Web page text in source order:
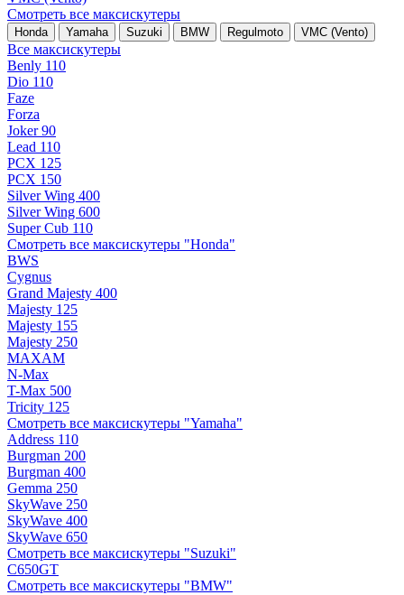
Смотреть все максискутеры
Honda Yamaha Suzuki BMW Regulmoto VMC (Vento)
Все максискутеры
Benly 110
Dio 110
Faze
Forza
Joker 90
Lead 110
PCX 125
PCX 150
Silver Wing 400
Silver Wing 600
Super Cub 110
Смотреть все максискутеры "Honda"
BWS
Cygnus
Grand Majesty 400
Majesty 125
Majesty 155
Majesty 250
MAXAM
N-Max
T-Max 500
Tricity 125
Смотреть все максискутеры "Yamaha"
Address 110
Burgman 200
Burgman 400
Gemma 250
SkyWave 250
SkyWave 400
SkyWave 650
Смотреть все максискутеры "Suzuki"
C650GT
Смотреть все максискутеры "BMW"